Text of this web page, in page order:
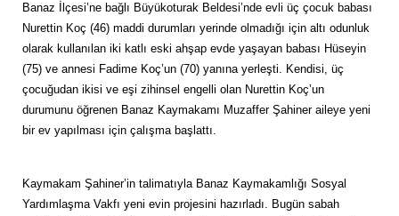
Banaz İlçesi’ne bağlı Büyükoturak Beldesi’nde evli üç çocuk babası
Nurettin Koç (46) maddi durumları yerinde olmadığı için altı odunluk
olarak kullanılan iki katlı eski ahşap evde yaşayan babası Hüseyin
(75) ve annesi Fadime Koç’un (70) yanına yerleşti. Kendisi, üç
çocuğudan ikisi ve eşi zihinsel engelli olan Nurettin Koç’un
durumunu öğrenen Banaz Kaymakamı Muzaffer Şahiner aileye yeni
bir ev yapılması için çalışma başlattı.
Kaymakam Şahiner’in talimatıyla Banaz Kaymakamlığı Sosyal
Yardımlaşma Vakfı yeni evin projesini hazırladı. Bugün sabah